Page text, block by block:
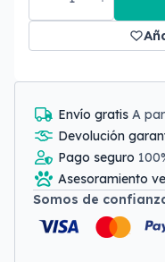
Envío gratis A
Devolución
Pago seguro
Asesoramiento
Somos de